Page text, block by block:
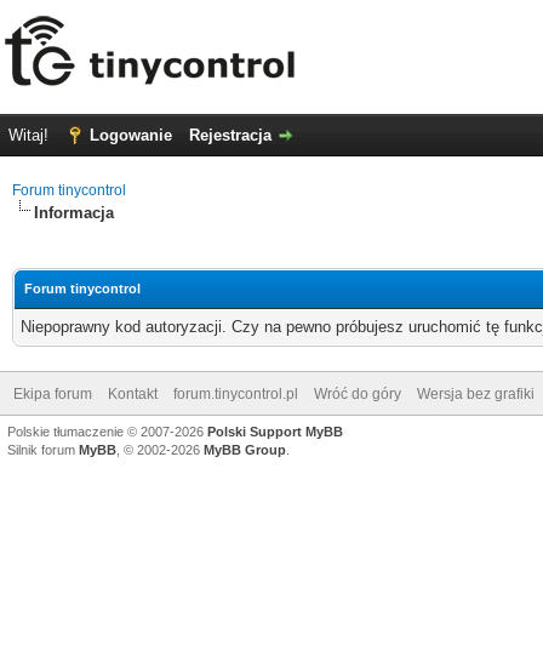
Witaj! Logowanie Rejestracja
Forum tinycontrol
Informacja
Forum tinycontrol
Niepoprawny kod autoryzacji. Czy na pewno próbujesz uruchomić tę
Ekipa forum Kontakt forum.tinycontrol.pl Wróć do góry Wersja bez grafiki
Polskie tłumaczenie © 2007-2026 Polski Support MyBB
Silnik forum MyBB , © 2002-2026 MyBB Group